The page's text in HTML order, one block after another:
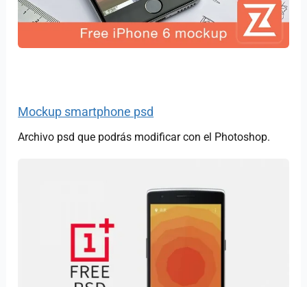
Mockup smartphone psd
Archivo psd que podrás modificar con el Photoshop.